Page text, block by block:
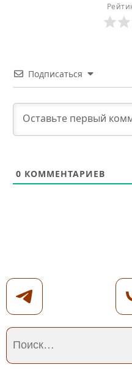
Подписаться
0 КОММЕНТАРИЕВ